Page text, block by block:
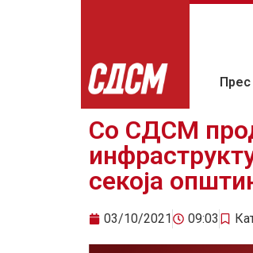
Прес
Со СДСМ
секоја
03/10/2021 09:03